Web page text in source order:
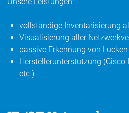
vollständige Inventarisierung
Visualisierung aller
passive Erkennung von
Herstellerunterstützung (Cisco
etc.)